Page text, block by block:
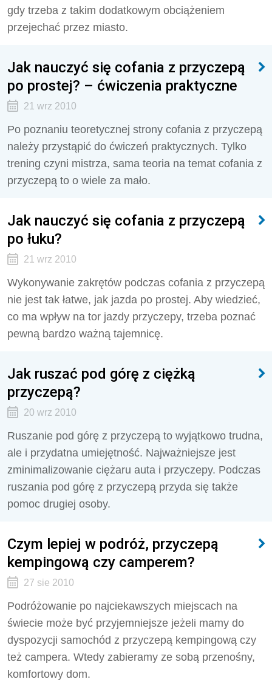
gdy trzeba z takim dodatkowym obciążeniem
przejechać przez miasto.
Jak nauczyć się cofania z przyczepą
po prostej? – ćwiczenia praktyczne
21 wrz 2010
Po poznaniu teoretycznej strony cofania z przyczepą
należy przystąpić do ćwiczeń praktycznych. Tylko
trening czyni mistrza, sama teoria na temat cofania z
przyczepą to o wiele za mało.
Jak nauczyć się cofania z przyczepą
po łuku?
21 wrz 2010
Wykonywanie zakrętów podczas cofania z przyczepą
nie jest tak łatwe, jak jazda po prostej. Aby wiedzieć,
co ma wpływ na tor jazdy przyczepy, trzeba poznać
pewną bardzo ważną tajemnicę.
Jak ruszać pod górę z ciężką
przyczepą?
20 wrz 2010
Ruszanie pod górę z przyczepą to wyjątkowo trudna,
ale i przydatna umiejętność. Najważniejsze jest
zminimalizowanie ciężaru auta i przyczepy. Podczas
ruszania pod górę z przyczepą przyda się także
pomoc drugiej osoby.
Czym lepiej w podróż, przyczepą
kempingową czy camperem?
27 sie 2010
Podróżowanie po najciekawszych miejscach na
świecie może być przyjemniejsze jeżeli mamy do
dyspozycji samochód z przyczepą kempingową czy
też campera. Wtedy zabieramy ze sobą przenośny,
komfortowy dom.